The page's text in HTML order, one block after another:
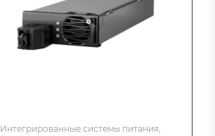
Интегрированные системы питания,